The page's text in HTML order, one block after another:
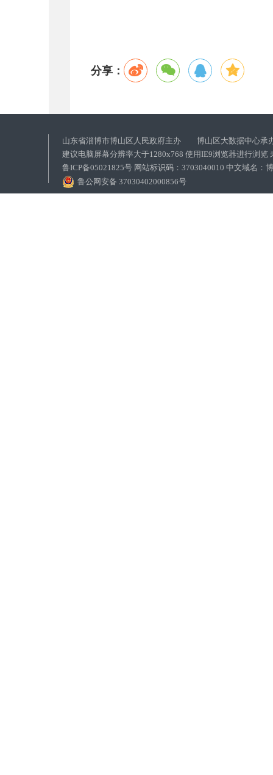
分享：
山东省淄博市博山区人民政府主办 博山区大数据中心承
建议电脑屏幕分辨率大于1280x768 使用IE9浏览器进行浏览
鲁ICP备05021825号 网站标识码：3703040010 中文域名：
鲁公网安备 37030402000856号